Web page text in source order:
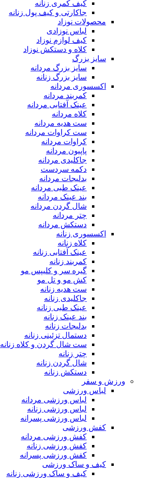
کیف کمری زنانه
جاکارتی و کیف پول زنانه
محصولات نوزاد
لباس نوزادی
کیف لوازم نوزاد
کلاه و دستکش نوزاد
سایز بزرگ
سایز بزرگ مردانه
سایز بزرگ زنانه
اکسسوری مردانه
کمربند مردانه
عینک آفتابی مردانه
کلاه مردانه
ست هدیه مردانه
ست کراوات مردانه
کراوات مردانه
پاپیون مردانه
جاکلیدی مردانه
دکمه سردست
بدلیجات مردانه
عینک طبی مردانه
بند عینک مردانه
شال گردن مردانه
چتر مردانه
دستکش مردانه
اکسسوری زنانه
کلاه زنانه
عینک آفتابی زنانه
کمربند زنانه
گیره سر و کلیپس مو
کش مو و تل مو
ست هدیه زنانه
جاکلیدی زنانه
عینک طبی زنانه
بند عینک زنانه
بدلیجات زنانه
دستمال تزئینی زنانه
ست شال گردن و کلاه زنانه
چتر زنانه
شال گردن زنانه
دستکش زنانه
ورزش و سفر
لباس ورزشی
لباس ورزشی مردانه
لباس ورزشی زنانه
لباس ورزشی پسرانه
کفش ورزشی
کفش ورزشی مردانه
کفش ورزشی زنانه
کفش ورزشی پسرانه
کیف و ساک ورزشی
کیف و ساک ورزشی زنانه